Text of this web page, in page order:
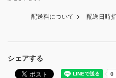
シェアする
配送料について 配送日時